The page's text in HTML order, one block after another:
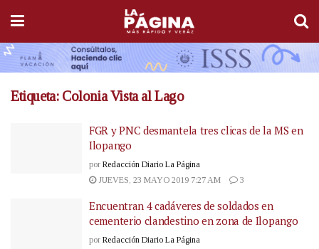
Etiqueta: Colonia Vista al Lago
FGR y PNC desmantela tres clicas de la MS en
Ilopango
por Redacción Diario La Página
JUEVES, 23 MAYO 2019 7:27 AM
3
Encuentran 4 cadáveres de soldados en
cementerio clandestino en zona de Ilopango
por Redacción Diario La Página